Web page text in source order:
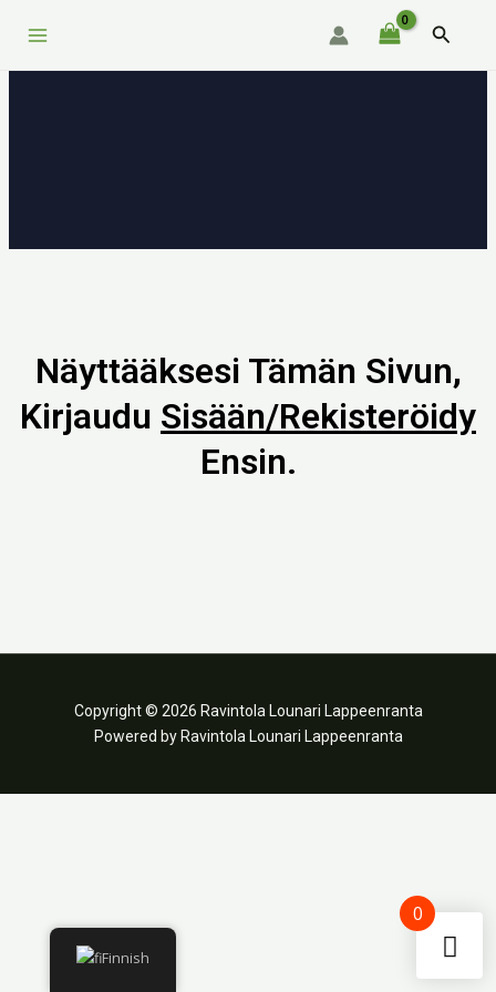
sisältöön
Hae
Näyttääksesi Tämän Sivun,
Kirjaudu Sisään/rekisteröidy
Ensin.
Copyright © 2026 Ravintola Lounari Lappeenranta
Powered by Ravintola Lounari Lappeenranta
Finnish
0